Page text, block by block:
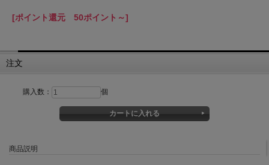
[ポイント還元 50ポイント～]
注文
購入数： 個
商品説明